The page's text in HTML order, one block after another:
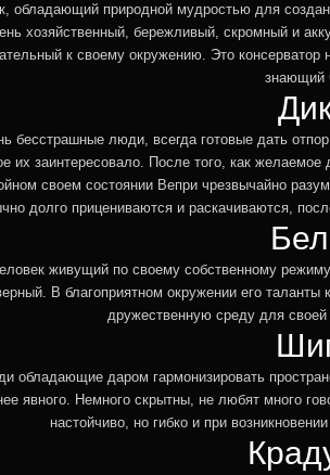
обладающий природной мудростью для
хозяйственный, бережливый, скромный и
к своему окружению. Это
знающий
бесстрашные люди, всегда готовые дать
их заинтересовало. После того, как
своем состоянии Вепри чрезвычайно
долго прицениваются и раскачиваются,
живущий по своему собственному
В благоприятном окружении его
дружественную среду для
обладающие даром гармонизировать
явного. Немного скрытны, не любят много
настойчиво, но гибко и при